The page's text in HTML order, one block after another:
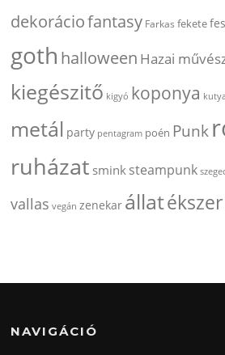
dekoráciofantasy Farkas fekete
goth halloween Hazai
kiegészitő kigyó koponya
metál party pentagram poén Punk
ruházat smink steampunk
vallas vegán zenekar állatékszer
NAVIGÁCIÓ